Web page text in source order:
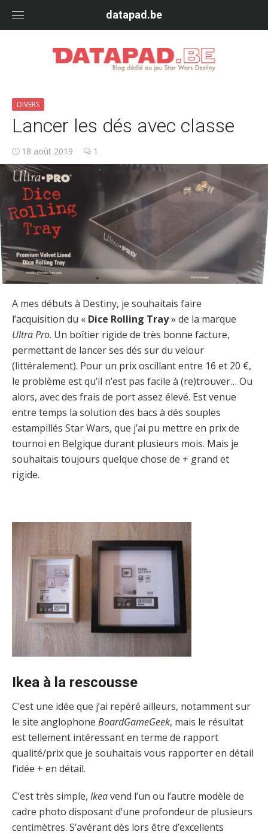
datapad.be
DIVERS
Lancer les dés avec classe
18 août 2019 1
A mes débuts à Destiny, je souhaitais faire
l’acquisition du « Dice Rolling Tray» de la marque
Ultra Pro. Un boîtier rigide de très bonne facture,
permettant de lancer ses dés sur du velour
(littéralement). Pour un prix oscillant entre 16 et 20 €,
le problème est qu’il n’est pas facile à (re)trouver… Ou
alors, avec des frais de port assez élevé. Est venue
entre temps la solution des bacs à dés souples
estampillés Star Wars, que j’ai pu mettre en prix de
tournoi en Belgique durant plusieurs mois. Mais je
souhaitais toujours quelque chose de + grand et
rigide.
Ikea à la rescousse
C’est une idée que j’ai repéré ailleurs, notamment sur
le site anglophone BoardGameGeek, mais le résultat
est tellement intéressant en terme de rapport
qualité/prix que je souhaitais vous rapporter en détail
l’idée + en détail.
C’est très simple, Ikeavend l’un ou l’autre modèle de
cadre photo disposant d’une profondeur de plusieurs
centimètres. S’avérant dès lors être d’excellents